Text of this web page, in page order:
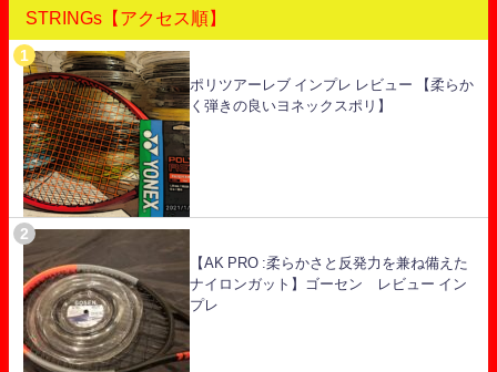
STRINGs【アクセス順】
ポリツアーレブ インプレ レビュー 【柔らか
く弾きの良いヨネックスポリ】
【AK PRO :柔らかさと反発力を兼ね備えた
ナイロンガット】ゴーセン レビュー イン
プレ